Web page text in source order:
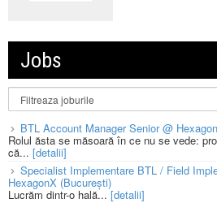
Jobs
BTL Account Manager Senior @
Rolul ăsta se măsoară în ce nu se vede:
că... [detalii]
Specialist Implementare BTL / Field
HexagonX (București)
Lucrăm dintr-o hală...[detalii]